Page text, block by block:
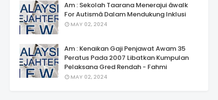
Am : Sekolah Taarana Menerajui âwalk
For Autismâ Dalam Mendukung Inklusi
MAY 02, 2024
Am : Kenaikan Gaji Penjawat Awam 35
Peratus Pada 2007 Libatkan Kumpulan
Pelaksana Gred Rendah - Fahmi
MAY 02, 2024